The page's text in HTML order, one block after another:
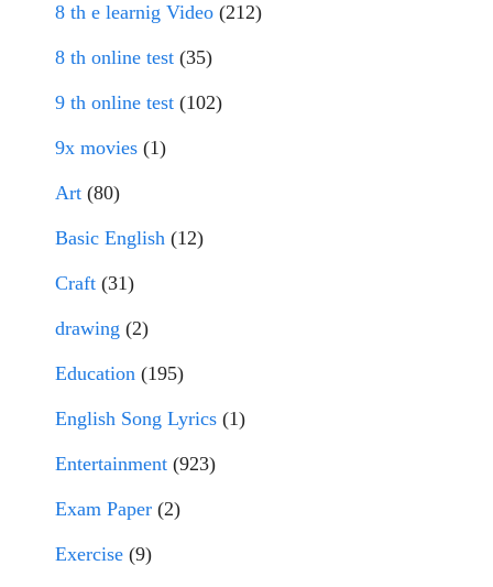
8 th e learnig Video (212)
8 th online test (35)
9 th online test (102)
9x movies (1)
Art (80)
Basic English (12)
Craft (31)
drawing (2)
Education (195)
English Song Lyrics (1)
Entertainment (923)
Exam Paper (2)
Exercise (9)